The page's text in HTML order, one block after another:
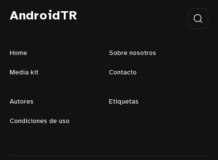
AndroidTR
Home Sobre nosotros
Media kit Contacto
Autores Etiquetas
Condiciones de uso